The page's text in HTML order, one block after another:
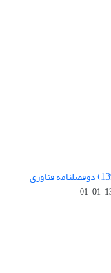
نسخه الکترونیکی جلد 17 شماره 2 (پاییز و زمستان 1397) دوفصلنامه فناوری